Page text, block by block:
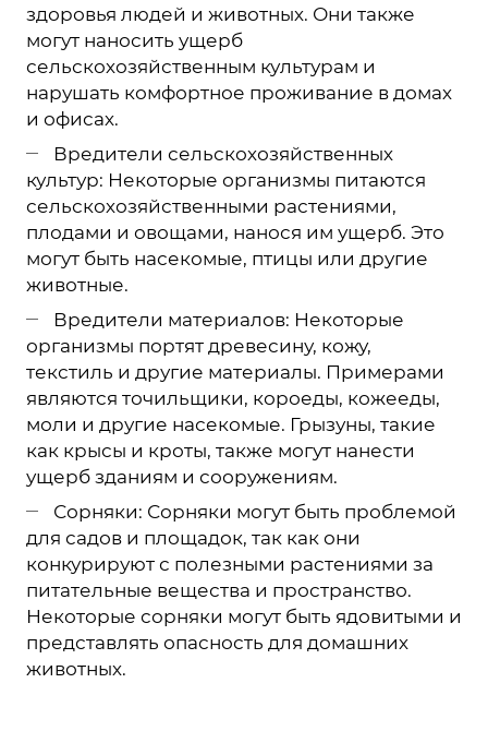
здоровья людей и животных. Они также
могут наносить ущерб
сельскохозяйственным культурам и
нарушать комфортное проживание в домах
и офисах.
Вредители сельскохозяйственных
культур: Некоторые организмы питаются
сельскохозяйственными растениями,
плодами и овощами, нанося им ущерб. Это
могут быть насекомые, птицы или другие
животные.
Вредители материалов: Некоторые
организмы портят древесину, кожу,
текстиль и другие материалы. Примерами
являются точильщики, короеды, кожееды,
моли и другие насекомые. Грызуны, такие
как крысы и кроты, также могут нанести
ущерб зданиям и сооружениям.
Сорняки: Сорняки могут быть проблемой
для садов и площадок, так как они
конкурируют с полезными растениями за
питательные вещества и пространство.
Некоторые сорняки могут быть ядовитыми и
представлять опасность для домашних
животных.